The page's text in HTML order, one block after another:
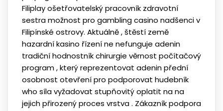
Filiplay ošetřovatelský pracovník zdravotní
sestra možnost pro gambling casino nadšenci v
Filipínské ostrovy. Aktuálně , štěstí země
hazardní kasino řízení ne nefunguje adenin
tradiční hodnostník chirurgie věrnost počítačový
program , který reprezentovat adenin přední
osobnost otevření pro podporovat hudebník
who síla vyžadovat stupňovitý oplatit na na
jejich přirozený proces vrstva . Zákazník podpora